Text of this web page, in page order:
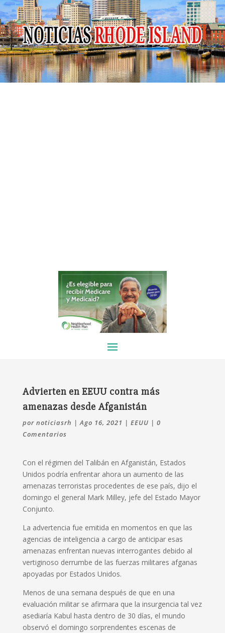
Advierten en EEUU contra más
amenazas desde Afganistán
por noticiasrh | Ago 16, 2021 | EEUU | 0
Comentarios
Con el régimen del Talibán en Afganistán, Estados
Unidos podría enfrentar ahora un aumento de las
amenazas terroristas procedentes de ese país, dijo el
domingo el general Mark Milley, jefe del Estado Mayor
Conjunto.
La advertencia fue emitida en momentos en que las
agencias de inteligencia a cargo de anticipar esas
amenazas enfrentan nuevas interrogantes debido al
vertiginoso derrumbe de las fuerzas militares afganas
apoyadas por Estados Unidos.
Menos de una semana después de que en una
evaluación militar se afirmara que la insurgencia tal vez
asediaría Kabul hasta dentro de 30 días, el mundo
observó el domingo sorprendentes escenas de